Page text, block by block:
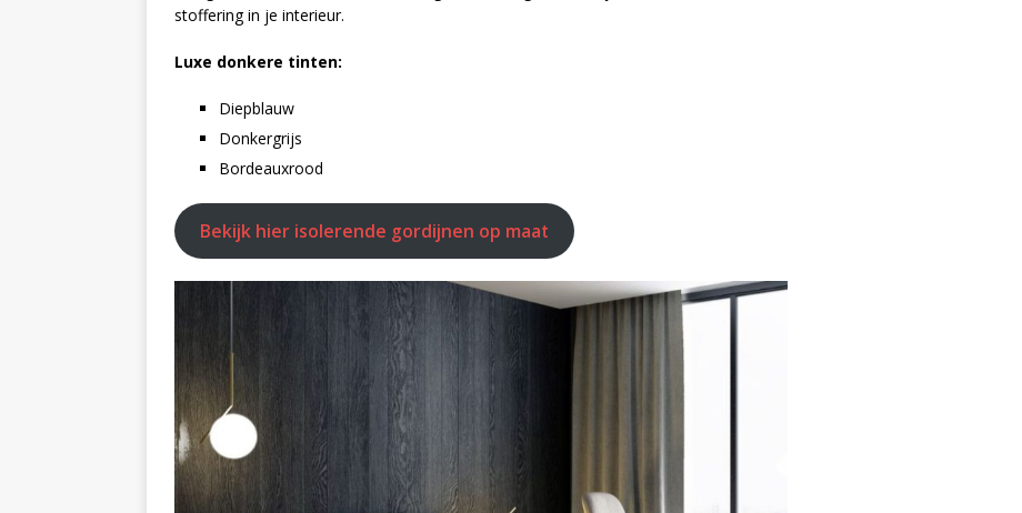
stoffering in je interieur.
Luxe donkere tinten:
Diepblauw
Donkergrijs
Bordeauxrood
Bekijk hier isolerende gordijnen op maat